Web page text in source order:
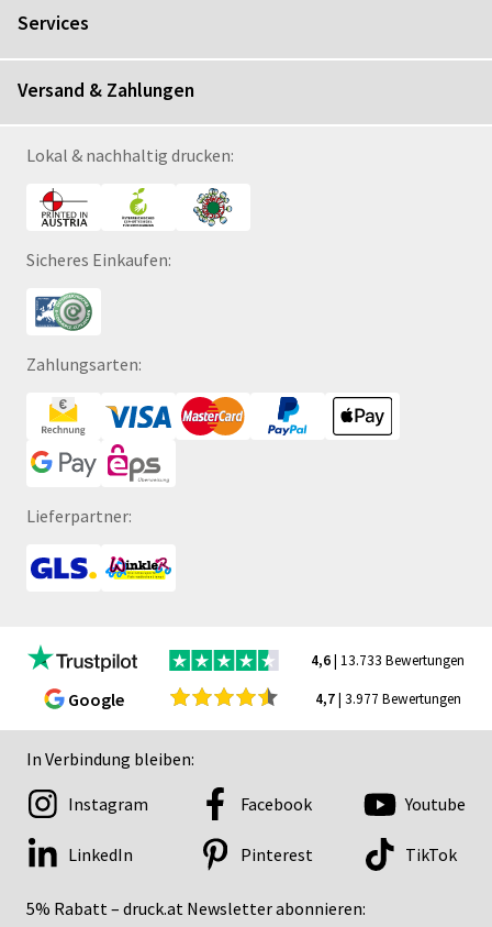
Services
Versand & Zahlungen
Lokal & nachhaltig drucken:
Sicheres Einkaufen:
Zahlungsarten:
Lieferpartner:
4,6| 13.733 Bewertungen
Google 4,7| 3.977 Bewertungen
In Verbindung bleiben:
5% Rabatt – druck.at Newsletter abonnieren:
Instagram Facebook Youtube
LinkedIn Pinterest TikTok